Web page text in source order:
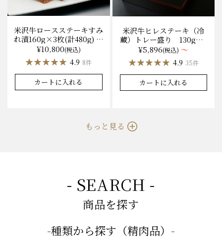
米沢牛ロースステーキすみ
れ漬160g×3枚(計480g) 木
箱入 味噌酒粕漬け/冷蔵
送料無料
¥10,800(税込)
★★★★★
★★★★★ 4.9 8件
カートに入れる
米沢牛ヒレステーキ（冷
蔵）トレー盛り 130g×1
枚から量り売り
¥5,896(税込) ～
★★★★★
★★★★★ 4.9 35件
カートに入れる
もっと見る
- SEARCH -
商品を探す
-種類から探す（精肉品）-